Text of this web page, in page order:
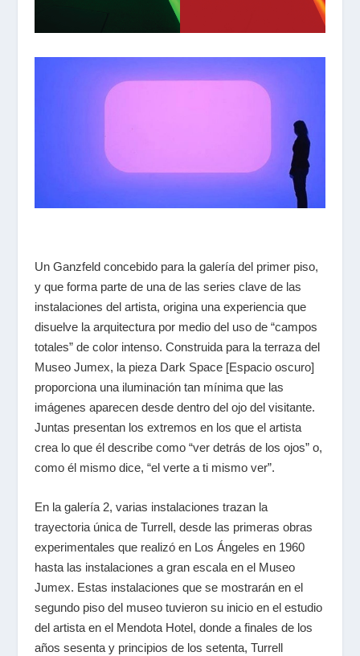
Un Ganzfeld concebido para la galería del primer piso,
y que forma parte de una de las series clave de las
instalaciones del artista, origina una experiencia que
disuelve la arquitectura por medio del uso de “campos
totales” de color intenso. Construida para la terraza del
Museo Jumex, la pieza Dark Space [Espacio oscuro]
proporciona una iluminación tan mínima que las
imágenes aparecen desde dentro del ojo del visitante.
Juntas presentan los extremos en los que el artista
crea lo que él describe como “ver detrás de los ojos” o,
como él mismo dice, “el verte a ti mismo ver”.
En la galería 2, varias instalaciones trazan la
trayectoria única de Turrell, desde las primeras obras
experimentales que realizó en Los Ángeles en 1960
hasta las instalaciones a gran escala en el Museo
Jumex. Estas instalaciones que se mostrarán en el
segundo piso del museo tuvieron su inicio en el estudio
del artista en el Mendota Hotel, donde a finales de los
años sesenta y principios de los setenta, Turrell